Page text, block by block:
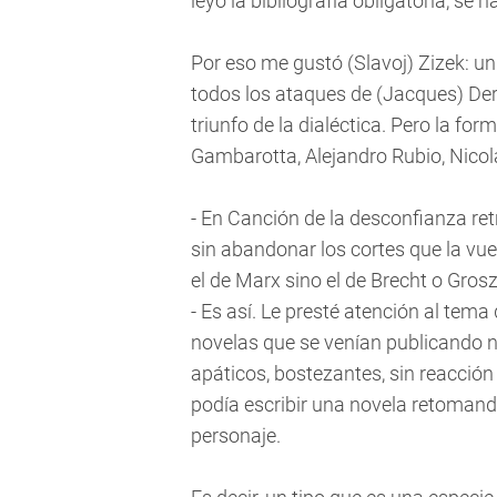
Por eso me gustó (Slavoj) Zizek:
todos los ataques de (Jacques)
triunfo de la dialéctica. Pero la
Gambarotta, Alejandro Rubio,
- En Canción de la desconfianza
sin abandonar los cortes que la
el de Marx sino el de Brecht o
- Es así. Le presté atención al
novelas que se venían publicando
apáticos, bostezantes, sin
podía escribir una novela
personaje.